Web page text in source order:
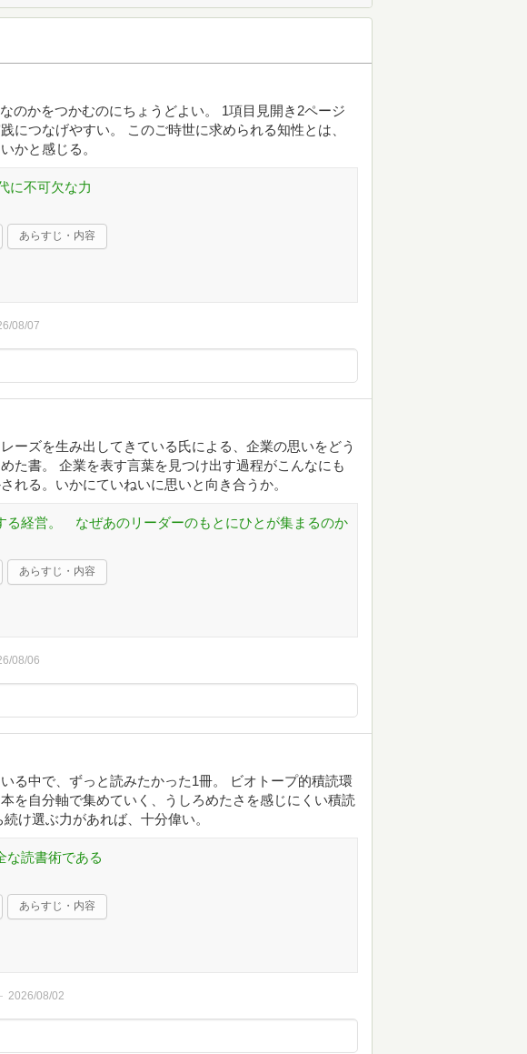
のかをつかむのにちょうどよい。 1項目見開き2ページ
につなげやすい。 このご時世に求められる知性とは、
かと感じる。
に不可欠な力
あらすじ・内容
08/07
ーズを生み出してきている氏による、企業の思いをどう
た書。 企業を表す言葉を見つけ出す過程がこんなにも
れる。いかにていねいに思いと向き合うか。
る経営。 なぜあのリーダーのもとにひとが集まるのか
あらすじ・内容
08/06
る中で、ずっと読みたかった1冊。 ビオトープ的積読環
を自分軸で集めていく、うしろめたさを感じにくい積読
け選ぶ力があれば、十分偉い。
な読書術である
あらすじ・内容
2026/08/02